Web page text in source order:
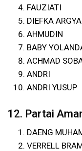
FAUZIATI
DIEFKA
AHMUDIN
BABY
ACHMAD
ANDRI
ANDRI YUSUP
12. Partai
DAENG
VERRELL